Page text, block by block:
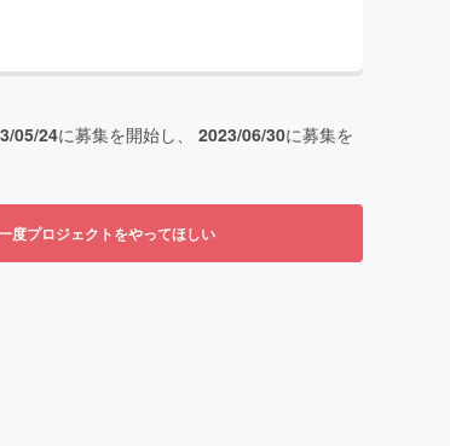
05/24に募集を開始し、 2023/06/30に募集を
度プロジェクトをやってほしい